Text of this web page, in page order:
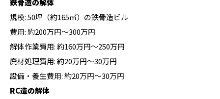
鉄骨造の解体
規模: 50坪（約165㎡）の鉄骨造ビル
費用: 約200万円〜300万円
解体作業費用: 約160万円〜250万円
廃材処理費用: 約20万円〜30万円
設備・養生費用: 約20万円〜30万円
RC造の解体